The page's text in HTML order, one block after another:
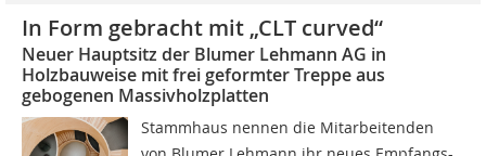
In Form gebracht mit „CLT curved“
Neuer Hauptsitz der Blumer Lehmann AG in
Holzbauweise mit frei geformter Treppe aus
gebogenen Massivholzplatten
Stammhaus nennen die Mitarbeitenden